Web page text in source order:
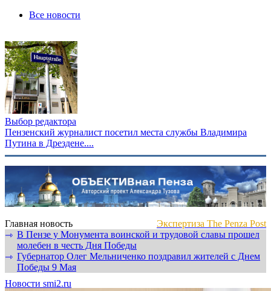
Все новости
Выбор редактора
Пензенский журналист посетил места службы Владимира
Путина в Дрездене....
Главная новость
Экспертиза The Penza Post
⇾ В Пензе у Монумента воинской и трудовой славы прошел
молебен в честь Дня Победы
⇾ Губернатор Олег Мельниченко поздравил жителей с Днем
Победы 9 Мая
Новости smi2.ru